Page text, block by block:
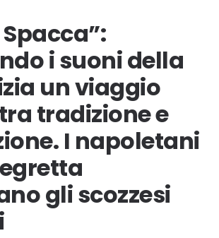
i suoni della
un viaggio
tradizione e
I napoletani
gli scozzesi